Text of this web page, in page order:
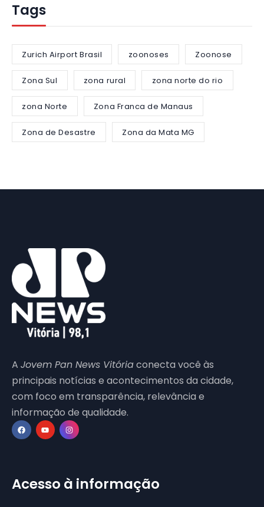
Tags
Zurich Airport Brasil zoonoses Zoonose
Zona Sul zona rural zona norte do rio
zona Norte Zona Franca de Manaus
Zona de Desastre Zona da Mata MG
A Jovem Pan News Vitóriaconecta você às
principais notícias e acontecimentos da cidade,
com foco em transparência, relevância e
informação de qualidade.
Acesso à informação